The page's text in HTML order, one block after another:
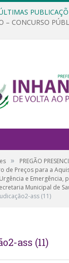
– CONCURSO
»
PREGÃO
de Preços para a
e Emergência,
Municipal de
ass (11)
ass (11)